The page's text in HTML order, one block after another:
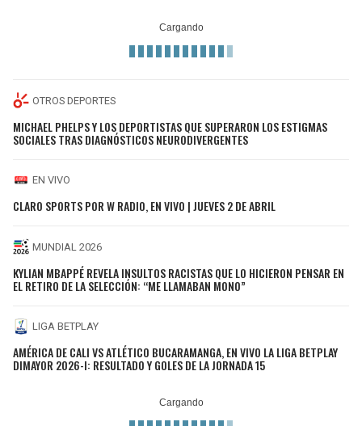
OTROS DEPORTES
MICHAEL PHELPS Y LOS DEPORTISTAS QUE SUPERARON LOS ESTIGMAS
SOCIALES TRAS DIAGNÓSTICOS NEURODIVERGENTES
EN VIVO
CLARO SPORTS POR W RADIO, EN VIVO | JUEVES 2 DE ABRIL
MUNDIAL 2026
KYLIAN MBAPPÉ REVELA INSULTOS RACISTAS QUE LO HICIERON PENSAR EN
EL RETIRO DE LA SELECCIÓN: “ME LLAMABAN MONO”
LIGA BETPLAY
AMÉRICA DE CALI VS ATLÉTICO BUCARAMANGA, EN VIVO LA LIGA BETPLAY
DIMAYOR 2026-I: RESULTADO Y GOLES DE LA JORNADA 15